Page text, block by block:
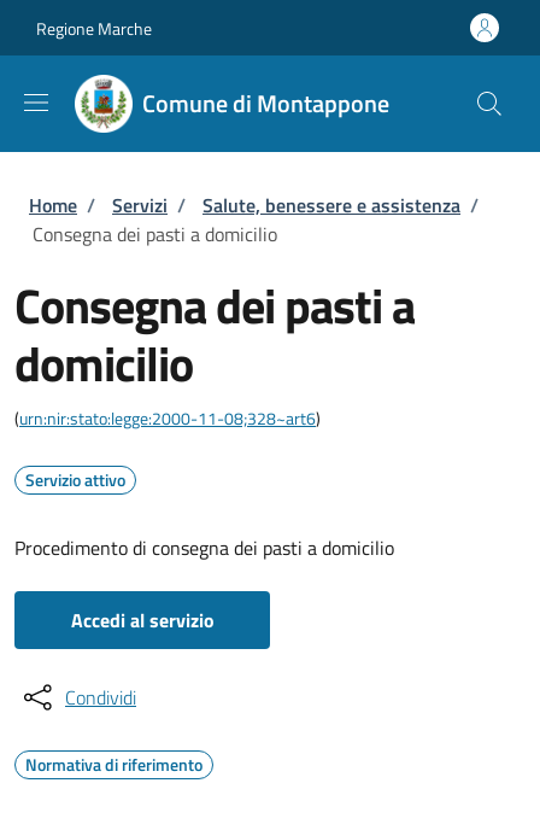
Regione Marche
Comune di Montappone
Briciole di pane
Home / Servizi / Salute, benessere e assistenza /
Consegna dei pasti a domicilio
Consegna dei pasti a
domicilio
(urn:nir:stato:legge:2000-11-08;328~art6)
Servizio attivo
Procedimento di consegna dei pasti a domicilio
Accedi al servizio
Condividi
Normativa di riferimento